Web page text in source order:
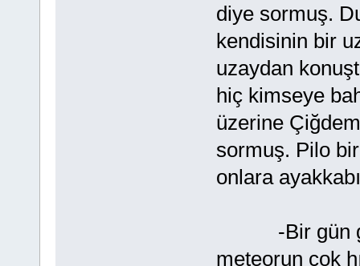
diye sormuş.
kendisinin bir
uzaydan
hiç kimseye
üzerine
sormuş. Pilo
onlara
-Bir gün
meteorun çok